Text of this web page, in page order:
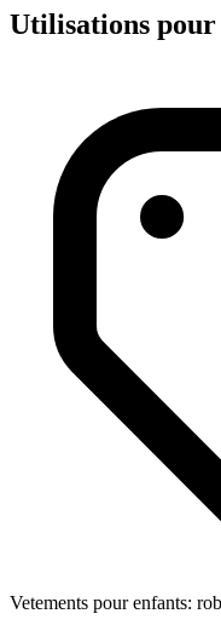
Utilisations
Vetements pour enfants: